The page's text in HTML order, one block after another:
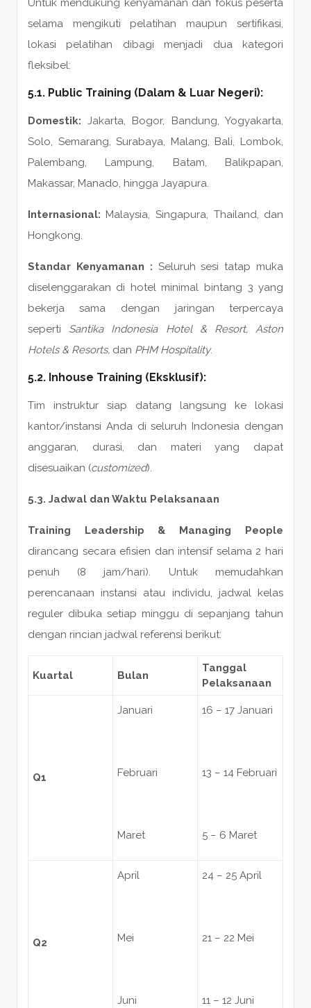
Untuk mendukung kenyamanan dan fokus peserta
selama mengikuti pelatihan maupun sertifikasi,
lokasi pelatihan dibagi menjadi dua kategori
fleksibel:
5.1. Public Training (Dalam & Luar Negeri):
Domestik: Jakarta, Bogor, Bandung, Yogyakarta,
Solo, Semarang, Surabaya, Malang, Bali, Lombok,
Palembang, Lampung, Batam, Balikpapan,
Makassar, Manado, hingga Jayapura.
Internasional: Malaysia, Singapura, Thailand, dan
Hongkong.
Standar Kenyamanan : Seluruh sesi tatap muka
diselenggarakan di hotel minimal bintang 3 yang
bekerja sama dengan jaringan terpercaya
seperti Santika Indonesia Hotel & Resort, Aston
Hotels & Resorts,dan PHM Hospitality.
5.2. Inhouse Training (Eksklusif):
Tim instruktur siap datang langsung ke lokasi
kantor/instansi Anda di seluruh Indonesia dengan
anggaran, durasi, dan materi yang dapat
disesuaikan (customized).
5.3. Jadwal dan Waktu Pelaksanaan
Training Leadership & Managing People
dirancang secara efisien dan intensif selama 2 hari
penuh (8 jam/hari). Untuk memudahkan
perencanaan instansi atau individu, jadwal kelas
reguler dibuka setiap minggu di sepanjang tahun
dengan rincian jadwal referensi berikut:
Kuartal Bulan
Tanggal
Pelaksanaan
Q1
Januari
Februari
Maret
16 – 17 Januari
13 – 14 Februari
5 – 6 Maret
Q2
April
Mei
Juni
24 – 25 April
21 – 22 Mei
11 – 12 Juni